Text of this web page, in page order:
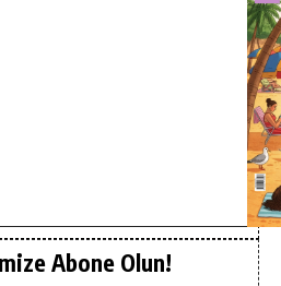
Abone Olun!